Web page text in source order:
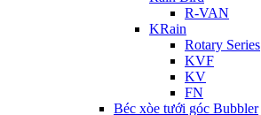
R-VAN
KRain
Rotary Series
KVF
KV
FN
Béc xòe tưới góc Bubbler